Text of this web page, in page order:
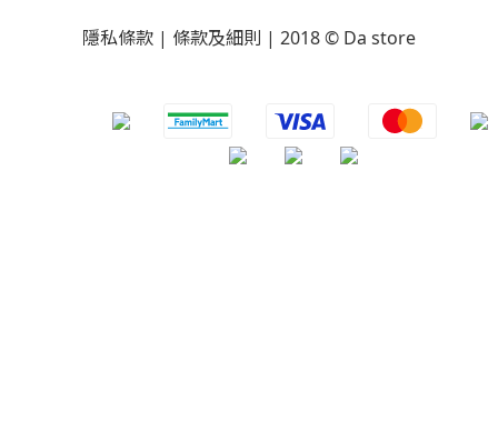
隱私條款 | 條款及細則 | 2018 © Da store